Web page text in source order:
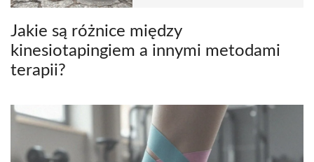
Jakie są różnice między
kinesiotapingiem a innymi metodami
terapii?